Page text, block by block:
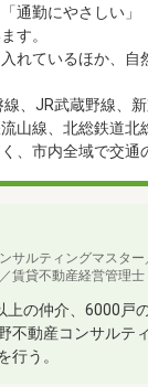
通勤にやさしい」
す。
れているほか、自
、JR武蔵野線、
山線、北総鉄道北
、市内全域で交通
サルティングマスタ
賃貸不動産経営管理士
上の仲介、6000戸
不動産コンサルテ
行う。